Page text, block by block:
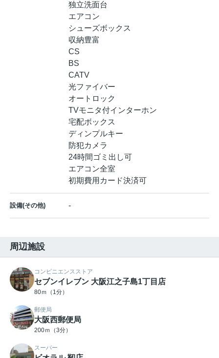
独立洗面台
エアコン
シューズボックス
収納豊富
CS
BS
CATV
光ファイバー
オートロック
TVモニタ付インターホン
宅配ボックス
ディンプルキー
防犯カメラ
24時間ゴミ出し可
エアコン全室
初期費用カード決済可
設備(その他) -
周辺施設
コンビニエンスストア
セブンイレブン 大阪江之子島1丁目店
80ｍ（1分）
郵便局
大阪西郵便局
200ｍ（3分）
スーパー